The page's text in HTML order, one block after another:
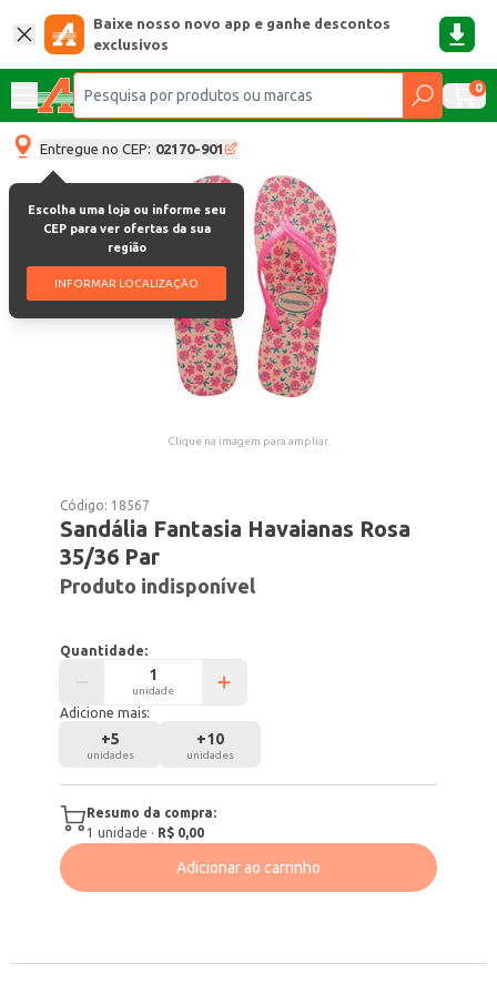
Baixe nosso novo app e ganhe descontos
exclusivos
0
Entregue no CEP: 02170-901
Escolha uma loja ou informe seu
CEP para ver ofertas da sua
região
INFORMAR LOCALIZAÇÃO
Clique na imagem para ampliar.
Código: 18567
Sandália Fantasia Havaianas Rosa
35/36 Par
Produto indisponível
Quantidade:
unidade
Adicione mais:
+5
unidades
+10
unidades
Resumo da compra:
1 unidade · R$ 0,00
Adicionar ao carrinho